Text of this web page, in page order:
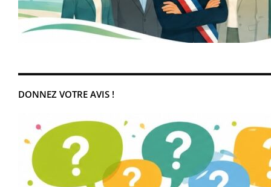
DONNEZ VOTRE AVIS !